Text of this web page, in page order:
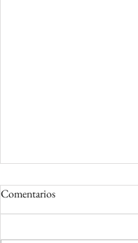
Comentarios